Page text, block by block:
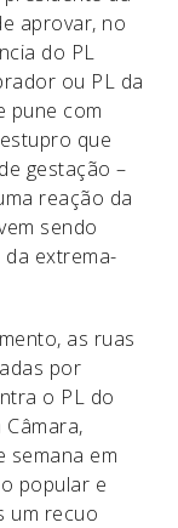
aprovar, no
do PL
ou PL da
pune com
que
gestação –
reação da
sendo
extrema-
as ruas
por
o PL do
semana em
popular e
um recuo